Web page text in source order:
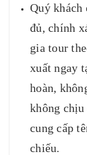
Quý khách
đủ, chính
gia tour
xuất ngay
hoàn,
không
cung cấp
chiếu.